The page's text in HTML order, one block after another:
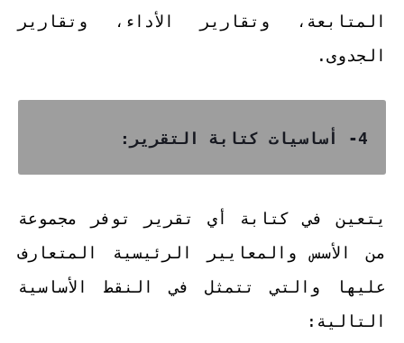
المتابعة، وتقارير الأداء، وتقارير
الجدوى.
4- أساسيات كتابة التقرير:
يتعين في كتابة أي تقرير توفر مجموعة
من الأسس والمعايير الرئيسية المتعارف
عليها والتي تتمثل في النقط الأساسية
التالية: